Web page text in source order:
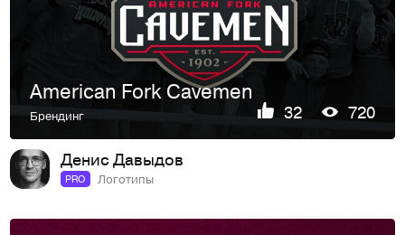
American Fork Cavemen
Брендинг 32 720
Денис Давыдов
PRO Логотипы